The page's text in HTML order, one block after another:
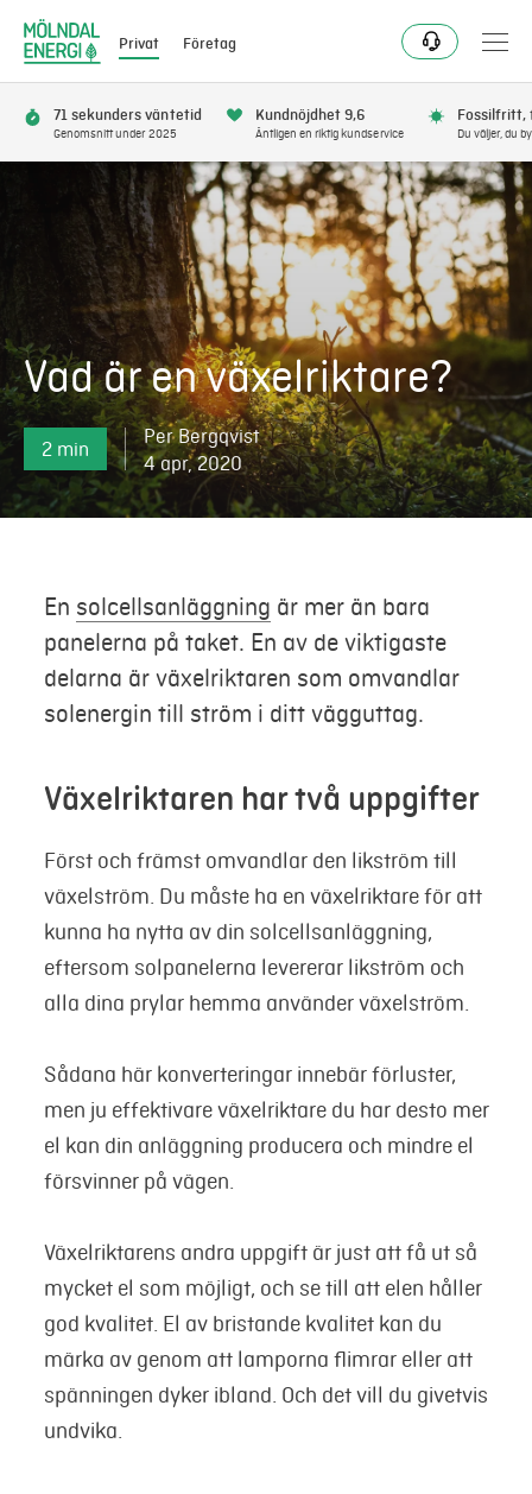
Privat Företag
Bli kund
Flytta
Förnya
Se avbrott
Få bonus
Elnät
Logga in
Mina sidor
71 sekunders väntetid
Genomsnitt under 2025
Kundnöjdhet 9,6
Äntligen en riktig kundservice
Fossilfritt,
Du väljer, du
Vad är en växelriktare?
2 min
Per Bergqvist
4 apr, 2020
En solcellsanläggning är mer än bara
panelerna på taket. En av de viktigaste
delarna är växelriktaren som omvandlar
solenergin till ström i ditt vägguttag.
Växelriktaren har två uppgifter
Först och främst omvandlar den likström till
växelström. Du måste ha en växelriktare för att
kunna ha nytta av din solcellsanläggning,
eftersom solpanelerna levererar likström och
alla dina prylar hemma använder växelström.
Sådana här konverteringar innebär förluster,
men ju effektivare växelriktare du har desto mer
el kan din anläggning producera och mindre el
försvinner på vägen.
Växelriktarens andra uppgift är just att få ut så
mycket el som möjligt, och se till att elen håller
god kvalitet. El av bristande kvalitet kan du
märka av genom att lamporna flimrar eller att
spänningen dyker ibland. Och det vill du givetvis
undvika.